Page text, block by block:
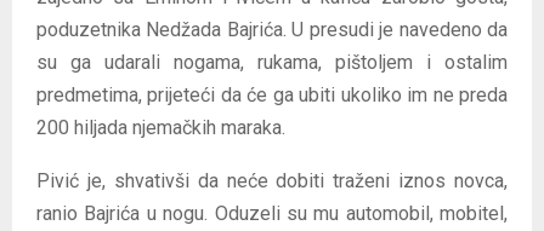
poduzetnika Nedžada Bajrića. U presudi je navedeno da
su ga udarali nogama, rukama, pištoljem i ostalim
predmetima, prijeteći da će ga ubiti ukoliko im ne preda
200 hiljada njemačkih maraka.
Pivić je, shvativši da neće dobiti traženi iznos novca,
ranio Bajrića u nogu. Oduzeli su mu automobil, mobitel,